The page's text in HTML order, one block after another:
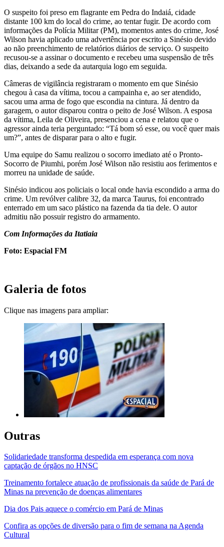
O suspeito foi preso em flagrante em Pedra do Indaiá, cidade
distante 100 km do local do crime, ao tentar fugir. De acordo com
informações da Polícia Militar (PM), momentos antes do crime, José
Wilson havia aplicado uma advertência por escrito a Sinésio devido
ao não preenchimento de relatórios diários de serviço. O suspeito
recusou-se a assinar o documento e recebeu uma suspensão de três
dias, deixando a sede da autarquia logo em seguida.
Câmeras de vigilância registraram o momento em que Sinésio
chegou à casa da vítima, tocou a campainha e, ao ser atendido,
sacou uma arma de fogo que escondia na cintura. Já dentro da
garagem, o autor disparou contra o peito de José Wilson. A esposa
da vítima, Leila de Oliveira, presenciou a cena e relatou que o
agressor ainda teria perguntado: “Tá bom só esse, ou você quer mais
um?”, antes de disparar para o alto e fugir.
Uma equipe do Samu realizou o socorro imediato até o Pronto-
Socorro de Piumhi, porém José Wilson não resistiu aos ferimentos e
morreu na unidade de saúde.
Sinésio indicou aos policiais o local onde havia escondido a arma do
crime. Um revólver calibre 32, da marca Taurus, foi encontrado
enterrado em um saco plástico na fazenda da tia dele. O autor
admitiu não possuir registro do armamento.
Com Informações da Itatiaia
Foto: Espacial FM
Galeria de fotos
Clique nas imagens para ampliar:
Outras
Solidariedade transforma despedida em esperança com nova
captação de órgãos no HNSC
Treinamento fortalece atuação de profissionais da saúde de Pará de
Minas na prevenção de doenças alimentares
Dia dos Pais aquece o comércio em Pará de Minas
Confira as opções de diversão para o fim de semana na Agenda
Cultural